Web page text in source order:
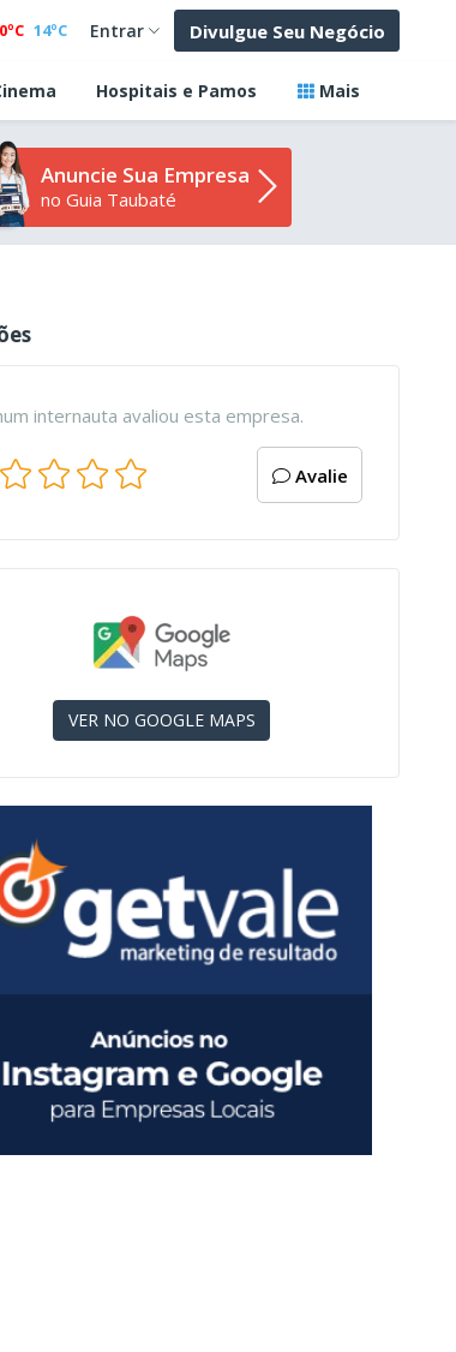
14ºC Entrar Divulgue Seu Negócio
Hospitais e Pamos Mais
Anuncie Sua Empresa
no Guia Taubaté
internauta avaliou esta empresa.
Avalie
VER NO GOOGLE MAPS